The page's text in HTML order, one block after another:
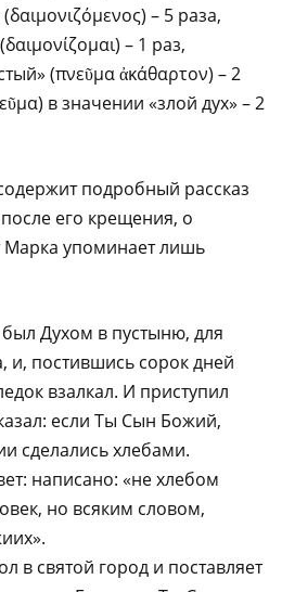
– 5 раза,
– 1 раз,
(πνεῦμα ἀκάθαρτον) – 2
в значении «злой дух» – 2
подробный рассказ
его крещения, о
Марка упоминает лишь
Духом в пустыню, для
и, постившись сорок дней
взалкал. И приступил
если Ты Сын Божий,
сделались хлебами.
написано: «не хлебом
но всяким словом,
в святой город и поставляет